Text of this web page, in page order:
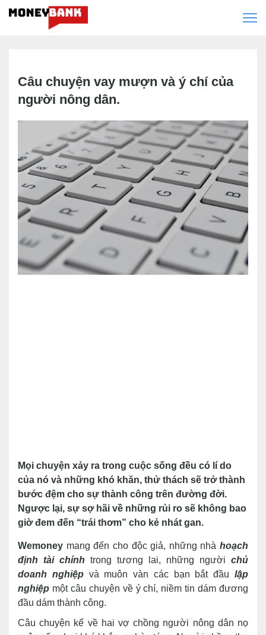
Câu chuyện vay mượn và ý chí của
người nông dân.
Mọi chuyện xảy ra trong cuộc sống đều có lí do
của nó và những khó khăn, thử thách sẽ trở thành
bước đệm cho sự thành công trên đường đời.
Ngược lại, sự sợ hãi về những rủi ro sẽ không bao
giờ đem đến “trái thơm” cho kẻ nhát gan.
Wemoney mang đến cho độc giả, những nhà hoạch
định tài chính trong tương lai, những người chủ
doanh nghiệpvà muôn vàn các bạn bắt đầulập
nghiệp một câu chuyện về ý chí, niềm tin dám đương
đầu dám thành công.
Câu chuyện kể về hai vợ chồng người nông dân nọ